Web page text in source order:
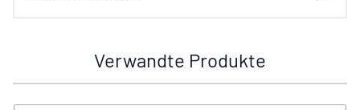
Verwandte Produkte